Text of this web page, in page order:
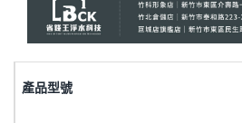
產品型號